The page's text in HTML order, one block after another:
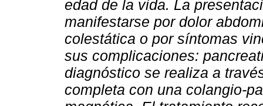
edad de la vida. La
manifestarse por dolor
colestática o por síntomas
sus complicaciones:
diagnóstico se realiza a
completa con una colangio-